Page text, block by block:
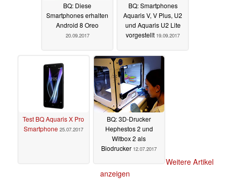
BQ: Diese
Smartphones erhalten
Android 8 Oreo
20.09.2017
BQ: Smartphones
Aquaris V, V Plus, U2
und Aquaris U2 Lite
vorgestellt 19.09.2017
Test BQ Aquaris X Pro
Smartphone 25.07.2017
BQ: 3D-Drucker
Hephestos 2 und
Witbox 2 als
Biodrucker 12.07.2017
Weitere Artikel
anzeigen